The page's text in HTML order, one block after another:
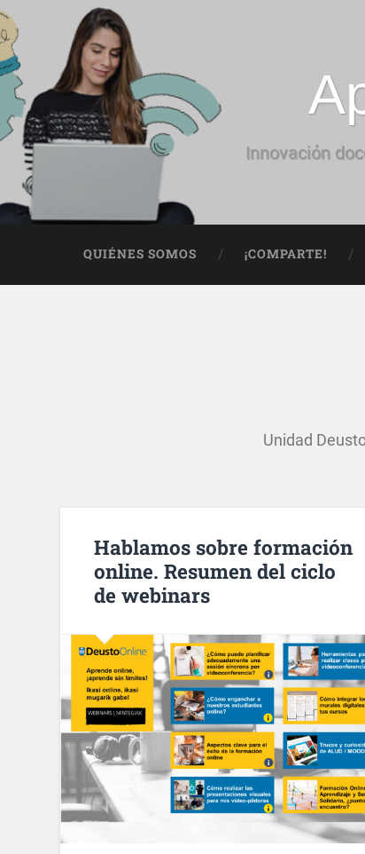
Innovación
QUIÉNES SOMOS ¡COMPARTE!
Unidad
Hablamos sobre formación
online. Resumen del ciclo
de webinars